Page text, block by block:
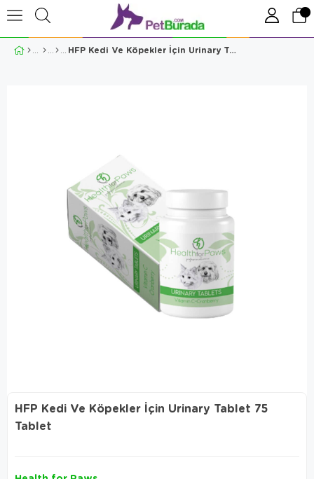
HFP Kedi Ve Köpekler İçin Urinary Tablet 75 Tablet
HFP Kedi Ve Köpekler İçin Urinary Tablet 75
Tablet